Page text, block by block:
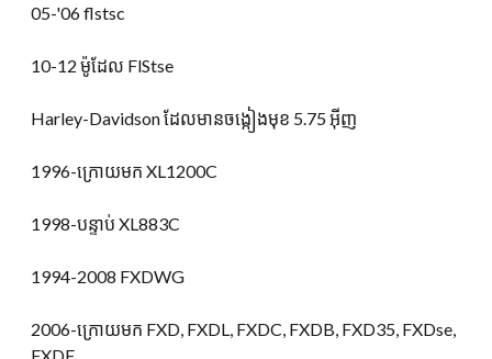
05-'06 flstsc
10-12 ម៉ូដែល FlStse
Harley-Davidson ដែលមានចង្កៀងមុខ 5.75 អ៊ីញ
1996-ក្រោយមក XL1200C
1998-បន្ទាប់ XL883C
1994-2008 FXDWG
2006-ក្រោយមក FXD, FXDL, FXDC, FXDB, FXD35, FXDse,
FXDF